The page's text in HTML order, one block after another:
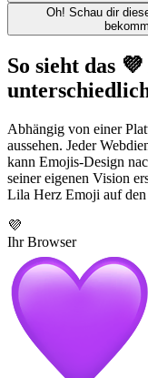
Oh! Schau dir
So sieht das
Abhängig von einer
aussehen. Jeder
kann Emojis-Design
seiner eigenen Vision
Lila Herz Emoji auf den
💜
Ihr Browser